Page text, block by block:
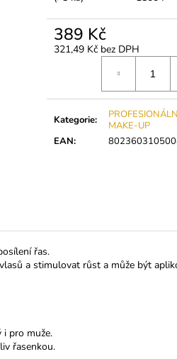
389 Kč
321,49 Kč bez DPH
Kategorie:
MAKE-UP
EAN:
řas.
a stimulovat růst a může být
i pro muže.
řasenkou.